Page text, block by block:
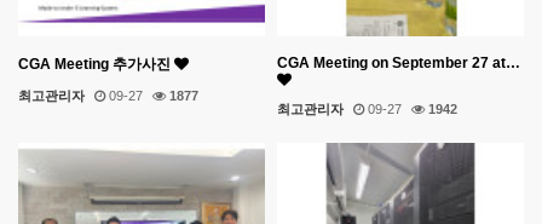
CGA Meeting 추가사진
최고관리자 09-27 1877
CGA Meeting on September 27 at…
최고관리자 09-27 1942